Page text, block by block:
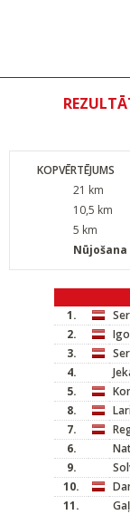
KOPVĒRTĒJUMS
21 km
10,5 km
5 km
Nūjošana
1.
2.
3.
4.
5.
8.
7.
6.
9.
10.
11.